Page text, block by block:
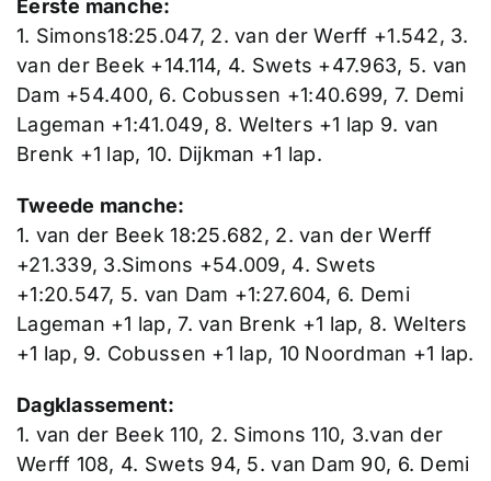
Eerste manche:
1. Simons18:25.047, 2. van der Werff +1.542, 3.
van der Beek +14.114, 4. Swets +47.963, 5. van
Dam +54.400, 6. Cobussen +1:40.699, 7. Demi
Lageman +1:41.049, 8. Welters +1 lap 9. van
Brenk +1 lap, 10. Dijkman +1 lap.
Tweede manche:
1. van der Beek 18:25.682, 2. van der Werff
+21.339, 3.Simons +54.009, 4. Swets
+1:20.547, 5. van Dam +1:27.604, 6. Demi
Lageman +1 lap, 7. van Brenk +1 lap, 8. Welters
+1 lap, 9. Cobussen +1 lap, 10 Noordman +1 lap.
Dagklassement:
1. van der Beek 110, 2. Simons 110, 3.van der
Werff 108, 4. Swets 94, 5. van Dam 90, 6. Demi